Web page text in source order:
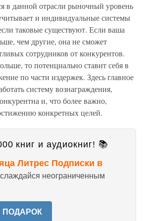
в данной отрасли рыночный уровень
и индивидуальные системы
таковые существуют. Если ваша
чем другие, она не сможет
сотрудников от конкурентов.
то потенциально ставит себя в
по части издержек. Здесь главное
систему вознаграждения,
и, что более важно,
конкретных целей.
книг и аудиокниг! 📚
Литрес Подписки в
неограниченным
ПОДАРОК